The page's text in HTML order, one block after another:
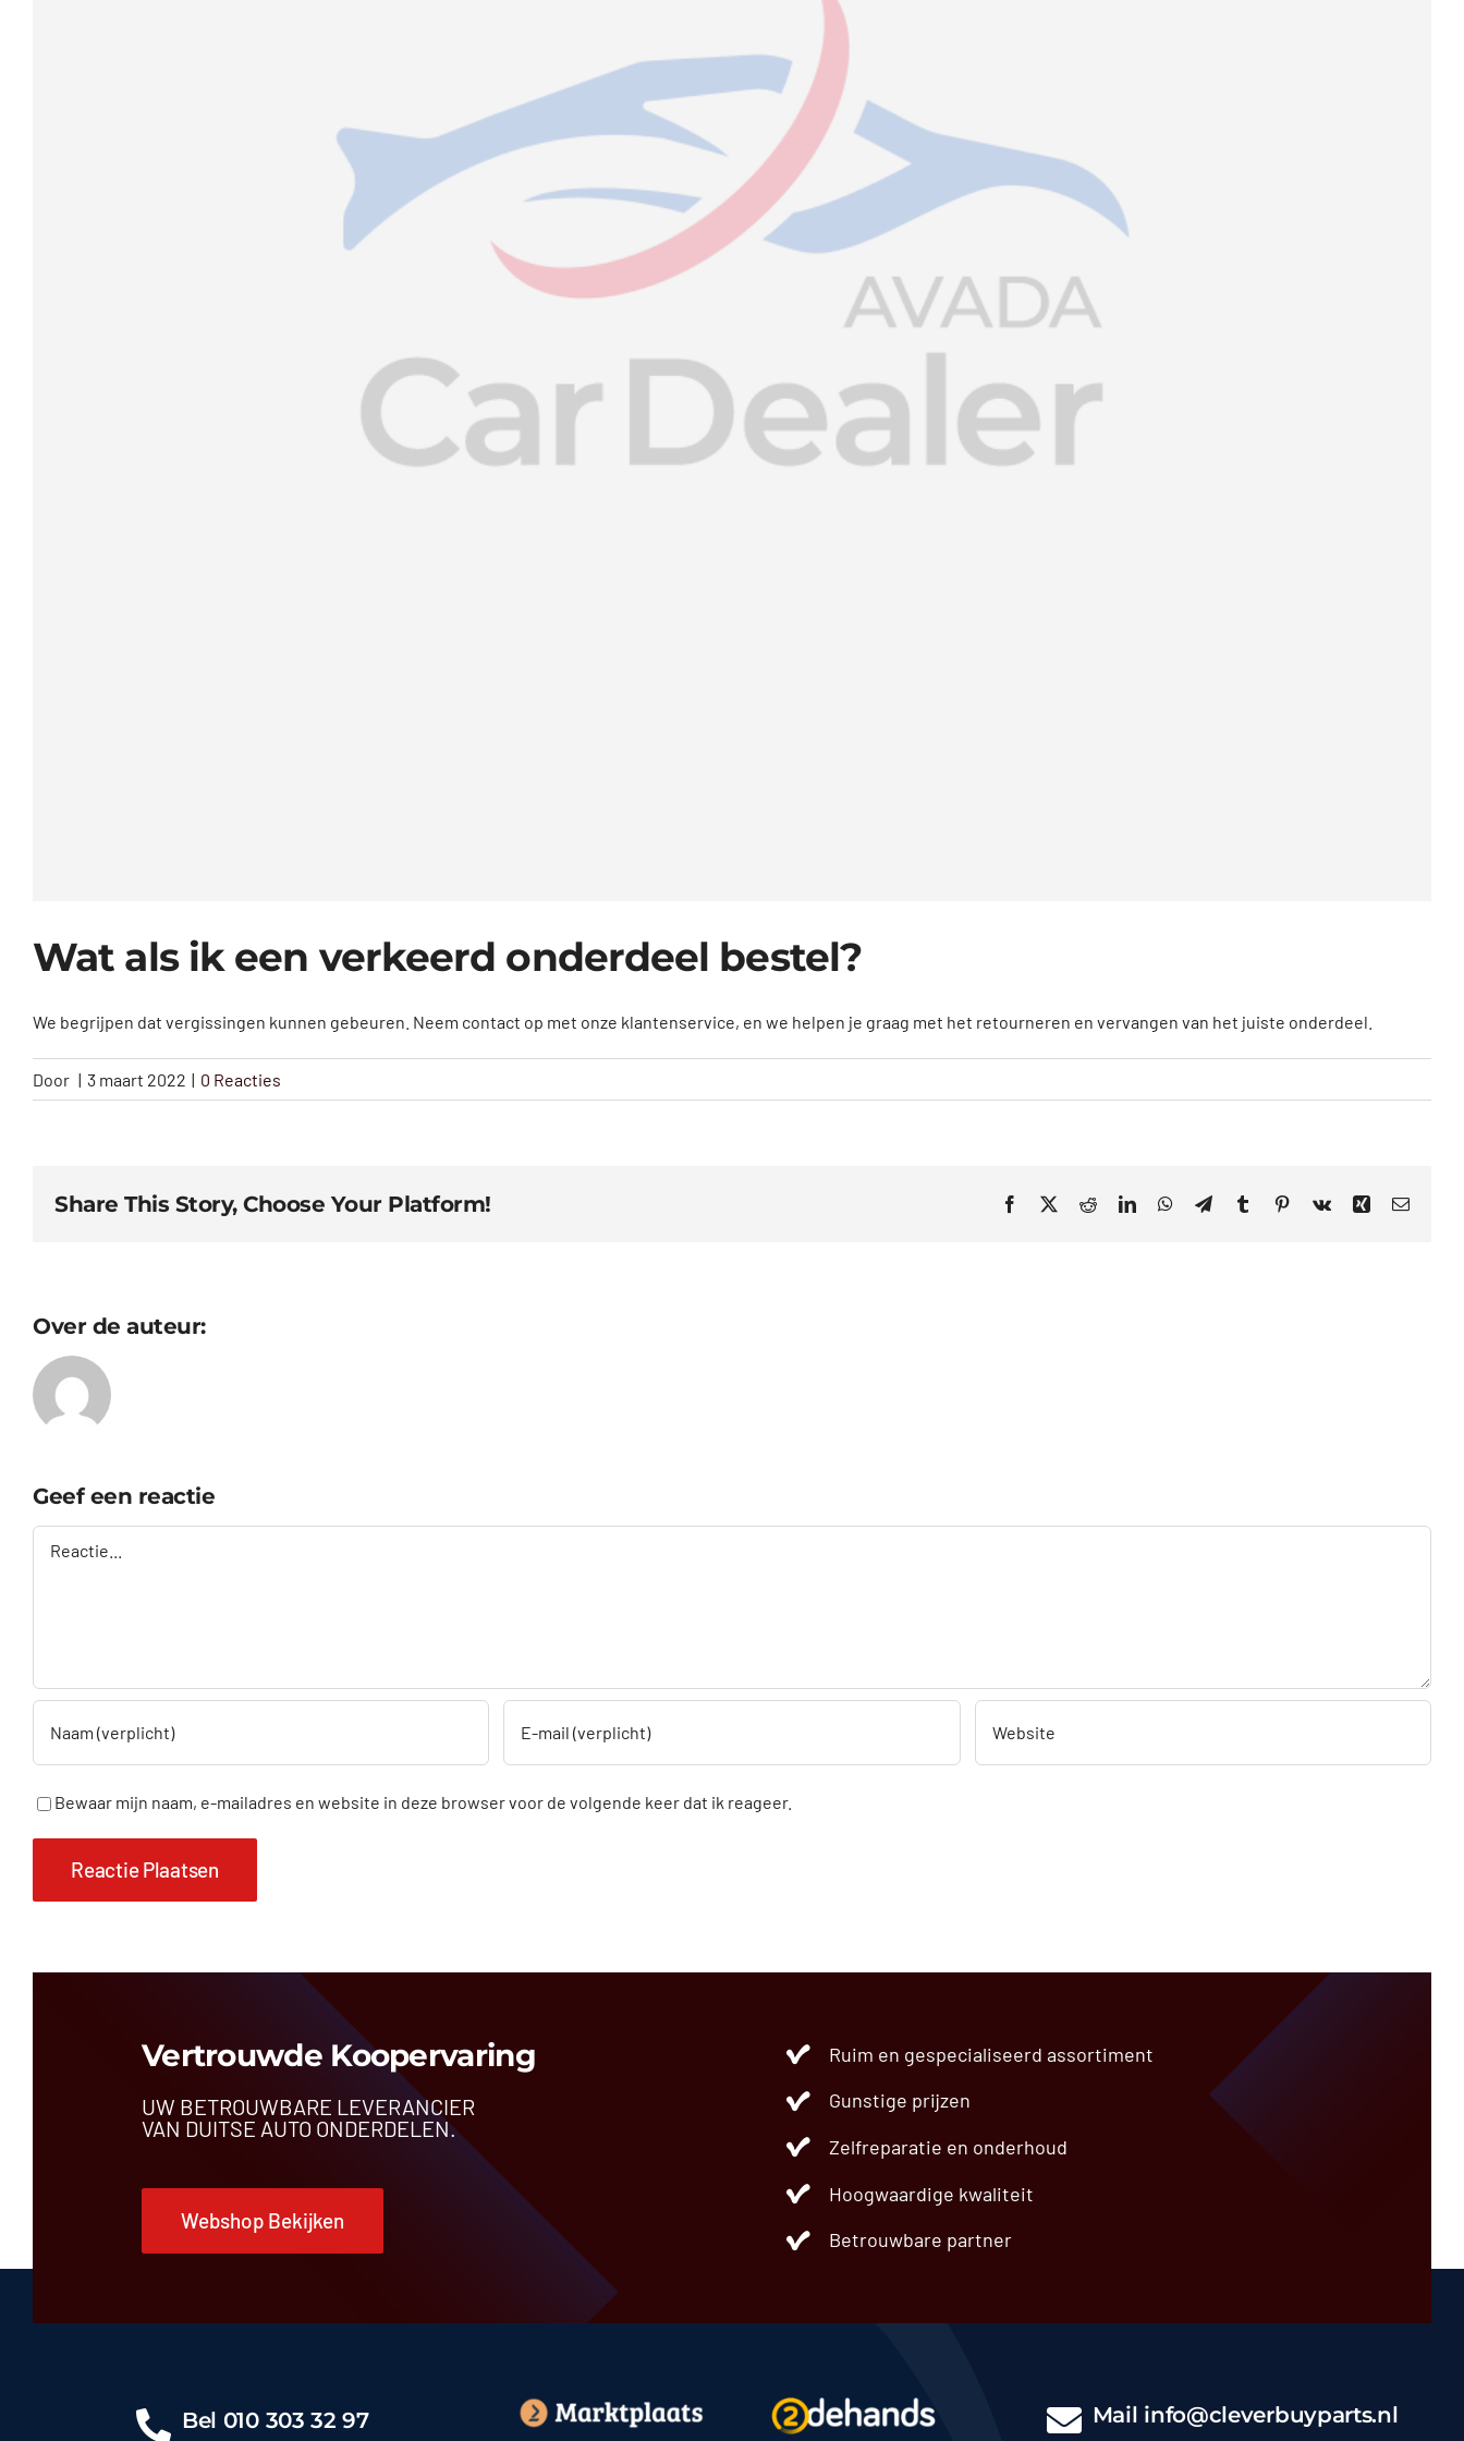
Wat als ik een verkeerd onderdeel bestel?
We begrijpen dat vergissingen kunnen gebeuren. Neem contact op met onze klantenservice, en we helpen je graag met het retourneren en vervangen van het juiste onderdeel.
Door | 3 maart 2022 | 0 Reacties
Share This Story, Choose Your Platform! Facebook RedditLinkedInWhatsApp
TelegramTumblr Pinterest
Vk Xing E-
Over de auteur:
Geef een reactie
Bewaar mijn naam, e-mailadres en website in deze browser voor de volgende keer dat ik reageer.
Vertrouwde Koopervaring
UW BETROUWBARE LEVERANCIER
VAN DUITSE AUTO ONDERDELEN.
Webshop Bekijken
Ruim en gespecialiseerd assortiment
Gunstige prijzen
Zelfreparatie en onderhoud
Hoogwaardige kwaliteit
Betrouwbare partner
Bel 010 303 32 97 Mail info@cleverbuyparts.nl